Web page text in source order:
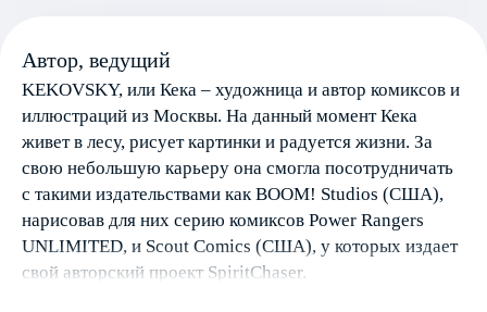
Автор, ведущий
KEKOVSKY, или Кека – художница и автор комиксов и
иллюстраций из Москвы. На данный момент Кека
живет в лесу, рисует картинки и радуется жизни. За
свою небольшую карьеру она смогла посотрудничать
с такими издательствами как BOOM! Studios (США),
нарисовав для них серию комиксов Power Rangers
UNLIMITED, и Scout Comics (США), у которых издает
свой авторский проект SpiritChaser.